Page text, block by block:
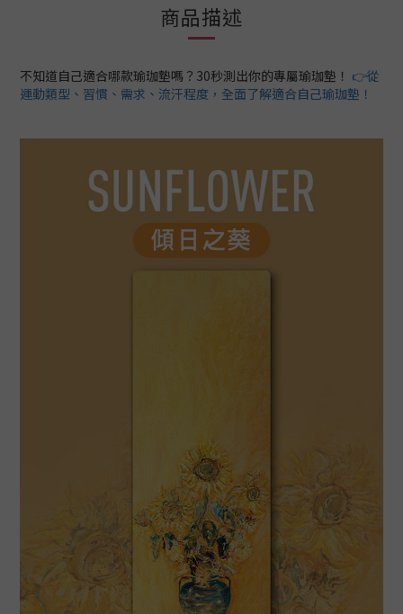
商品描述
不知道自己適合哪款瑜珈墊嗎？30秒測出你的專屬瑜珈墊！ 👉從
運動類型、習慣、需求、流汗程度，全面了解適合自己瑜珈墊！